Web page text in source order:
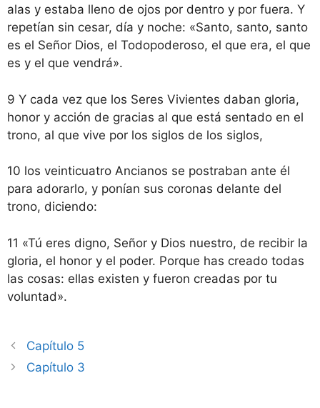
alas y estaba lleno de ojos por dentro y por fuera. Y
repetían sin cesar, día y noche: «Santo, santo, santo
es el Señor Dios, el Todopoderoso, el que era, el que
es y el que vendrá».
9 Y cada vez que los Seres Vivientes daban gloria,
honor y acción de gracias al que está sentado en el
trono, al que vive por los siglos de los siglos,
10 los veinticuatro Ancianos se postraban ante él
para adorarlo, y ponían sus coronas delante del
trono, diciendo:
11 «Tú eres digno, Señor y Dios nuestro, de recibir la
gloria, el honor y el poder. Porque has creado todas
las cosas: ellas existen y fueron creadas por tu
voluntad».
Capítulo 5
Capítulo 3